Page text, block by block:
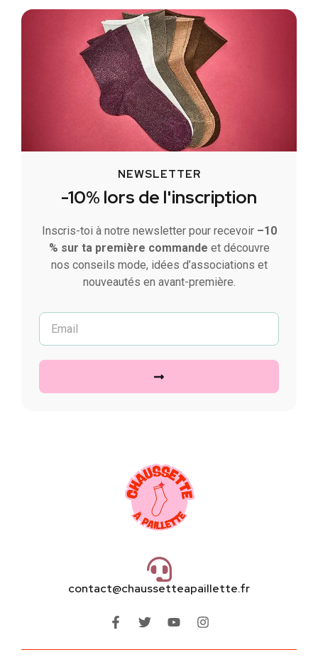
NEWSLETTER
-10% lors de l'inscription
Inscris-toi à notre newsletter pour recevoir –10
% sur ta première commande et découvre
nos conseils mode, idées d’associations et
nouveautés en avant-première.
contact@chaussetteapaillette.fr